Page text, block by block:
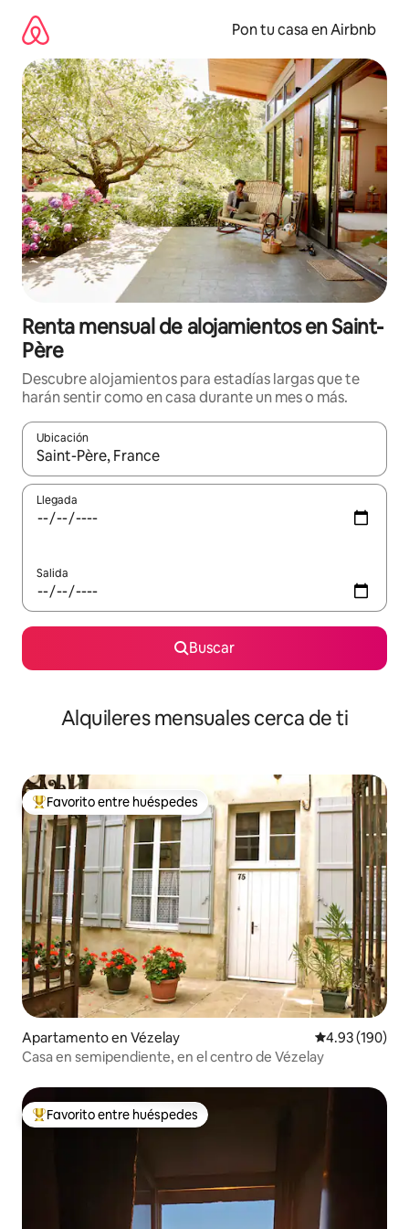
contenido
Pon tu casa en Airbnb
Renta mensual de alojamientos en Saint-
Père
Descubre alojamientos para estadías largas que te
harán sentir como en casa durante un mes o más.
Ubicación
Cuando los resultados estén disponibles, navega con las
Llegada
Salida
Buscar
Alquileres mensuales cerca de ti
Favorito entre huéspedes preferido
Favorito entre huéspedes
Apartamento en Vézelay Calificación
4.93 (190)
Casa en semipendiente, en el centro de Vézelay
Favorito entre huéspedes preferido
Favorito entre huéspedes